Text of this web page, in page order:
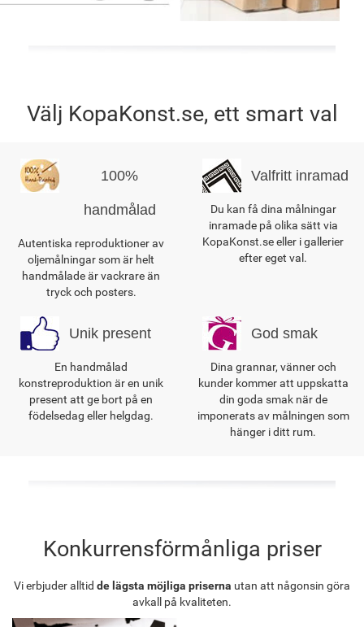
Välj KopaKonst.se, ett smart val
100%
handmålad
Autentiska reproduktioner av
oljemålningar som är helt
handmålade är vackrare än
tryck och posters.
Valfritt inramad
Du kan få dina målningar
inramade på olika sätt via
KopaKonst.se eller i gallerier
efter eget val.
Unik present
En handmålad
konstreproduktion är en unik
present att ge bort på en
födelsedag eller helgdag.
God smak
Dina grannar, vänner och
kunder kommer att uppskatta
din goda smak när de
imponerats av målningen som
hänger i ditt rum.
Konkurrensförmånliga priser
Vi erbjuder alltid de lägsta möjliga priserna utan att någonsin göra
avkall på kvaliteten.